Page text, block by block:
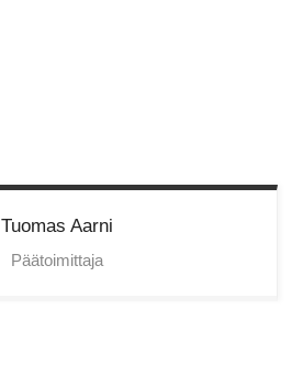
Tuomas Aarni
Päätoimittaja